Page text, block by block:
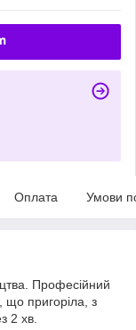
Оплата Умови
Професійний
що пригоріла, з
2 хв.